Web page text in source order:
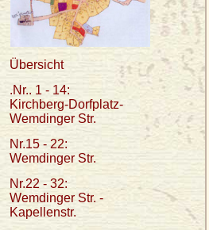
Übersicht
.Nr.. 1 - 14:
Kirchberg-Dorfplatz-
Wemdinger Str.
Nr.15 - 22:
Wemdinger Str.
Nr.22 - 32:
Wemdinger Str. -
Kapellenstr.